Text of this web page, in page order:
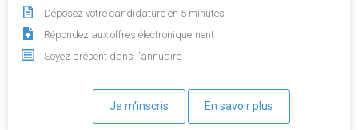
Déposez votre candidature en 5 minutes
Répondez aux offres électroniquement
Soyez présent dans l'annuaire
Je m'inscris En savoir plus